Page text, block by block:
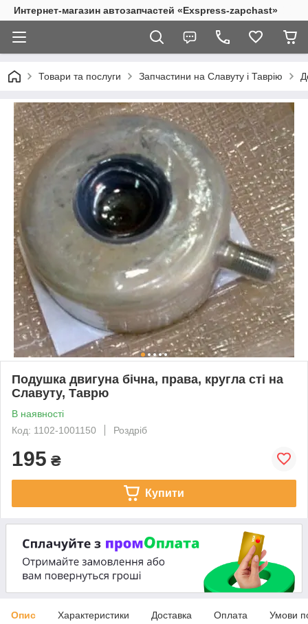
Интернет-магазин автозапчастей «Exspress-zapchast»
Товари та послуги Запчастини на Славуту і Таврію
Подушка двигуна бічна, права, кругла сті на
Славуту, Таврю
В наявності
Код: 1102-1001150
Роздріб
195 ₴
Купити
Опис Характеристики Доставка Оплата Умови